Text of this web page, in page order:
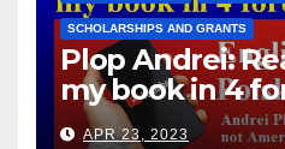
SCHOLARSHIPS AND GRANTS
Plop Andrei:
my book in 4
languages
APR 23, 2023